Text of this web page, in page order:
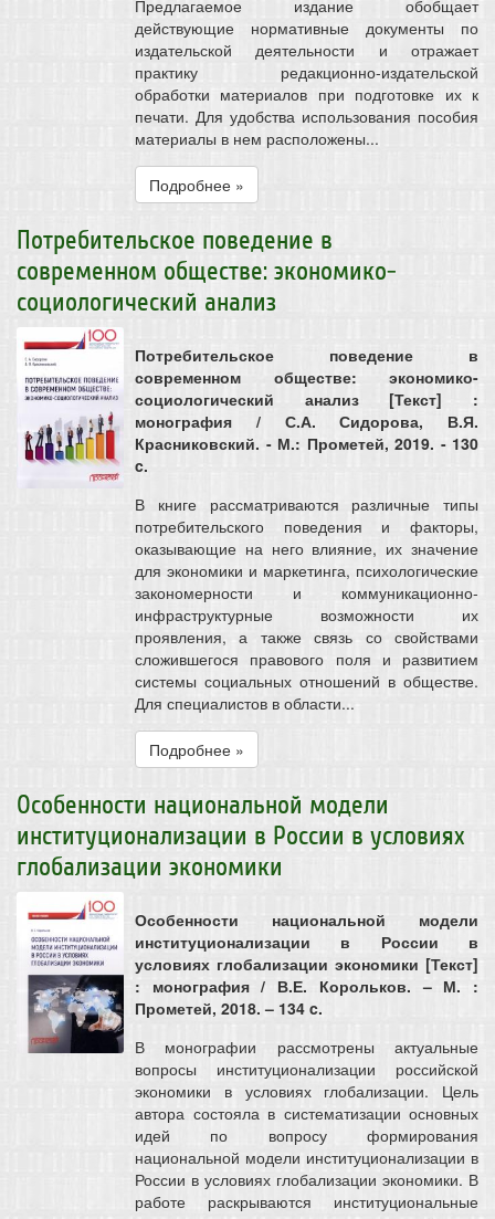
Предлагаемое издание обобщает
действующие нормативные документы по
издательской деятельности и отражает
практику редакционно-издательской
обработки материалов при подготовке их к
печати. Для удобства использования пособия
материалы в нем расположены...
Подробнее »
Потребительское поведение в
современном обществе: экономико-
социологический анализ
Потребительское поведение в
современном обществе: экономико-
социологический анализ [Текст] :
монография / С.А. Сидорова, В.Я.
Красниковский. - М.: Прометей, 2019. - 130
c.
В книге рассматриваются различные типы
потребительского поведения и факторы,
оказывающие на него влияние, их значение
для экономики и маркетинга, психологические
закономерности и коммуникационно-
инфраструктурные возможности их
проявления, а также связь со свойствами
сложившегося правового поля и развитием
системы социальных отношений в обществе.
Для специалистов в области...
Подробнее »
Особенности национальной модели
институционализации в России в условиях
глобализации экономики
Особенности национальной модели
институционализации в России в
условиях глобализации экономики [Текст]
: монография / В.Е. Корольков. – М. :
Прометей, 2018. – 134 c.
В монографии рассмотрены актуальные
вопросы институционализации российской
экономики в условиях глобализации. Цель
автора состояла в систематизации основных
идей по вопросу формирования
национальной модели институционализации в
России в условиях глобализации экономики. В
работе раскрываются институциональные